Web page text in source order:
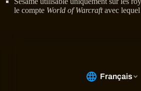
le compte World of Warcraftavec lequel